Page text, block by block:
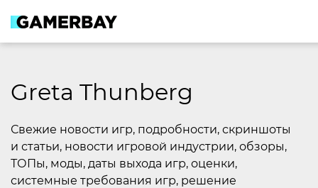
content
Greta Thunberg
Свежие новости игр, подробности, скриншоты
и статьи, новости игровой индустрии, обзоры,
ТОПы, моды, даты выхода игр, оценки,
системные требования игр, решение